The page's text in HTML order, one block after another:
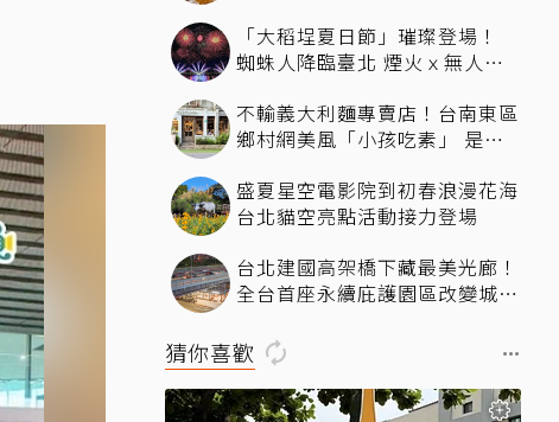
「大稻埕夏日節」璀璨登場！
蜘蛛人降臨臺北 煙火ｘ無人機
不輸義大利麵專賣店！台南東區
鄉村網美風「小孩吃素」 是一
盛夏星空電影院到初春浪漫花海
台北貓空亮點活動接力登場
台北建國高架橋下藏最美光廊！
全台首座永續庇護園區改變城市
猜你喜歡